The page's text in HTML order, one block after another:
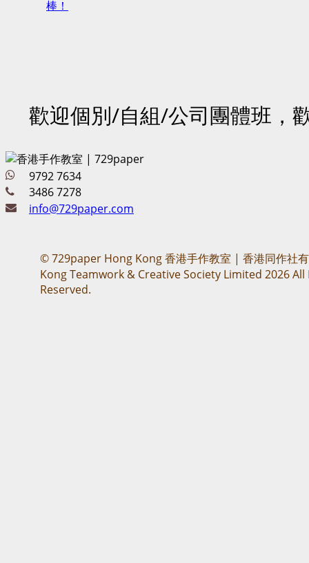
歡迎個別/自組/公司團體班，
9792 7634
3486 7278
info@729paper.com
© 729paper Hong Kong 香港手作教室 | 香港同作社
Kong Teamwork & Creative Society Limited 2026 All
Reserved.